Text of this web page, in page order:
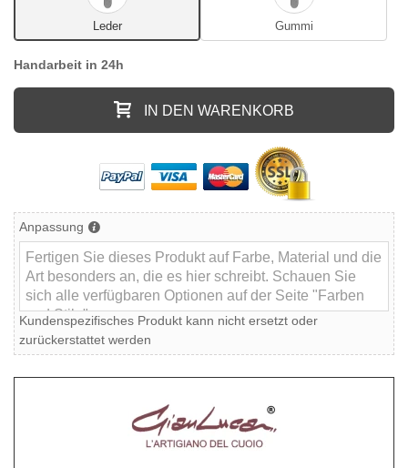
Leder Gummi
Handarbeit in 24h
IN DEN WARENKORB
Anpassung
Kundenspezifisches Produkt kann nicht ersetzt oder
zurückerstattet werden